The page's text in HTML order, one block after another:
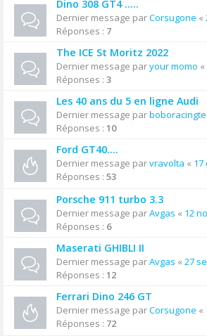
Dino 308 GT4 .....
Dernier message parCorsugone «
Réponses : 7
The ICE St Moritz 2022
Dernier message paryour momo «
Réponses : 3
Les 40 ans du 5 en ligne Audi
Dernier message par
Réponses : 10
Ford GT40....
Dernier message parvravolta « 17
Réponses : 53
Porsche 911 turbo 3.3
Dernier message parAvgas « 12
Réponses : 6
Maserati GHIBLI II
Dernier message parAvgas « 27
Réponses : 12
Ferrari Dino 246 GT
Dernier message parCorsugone «
Réponses : 72